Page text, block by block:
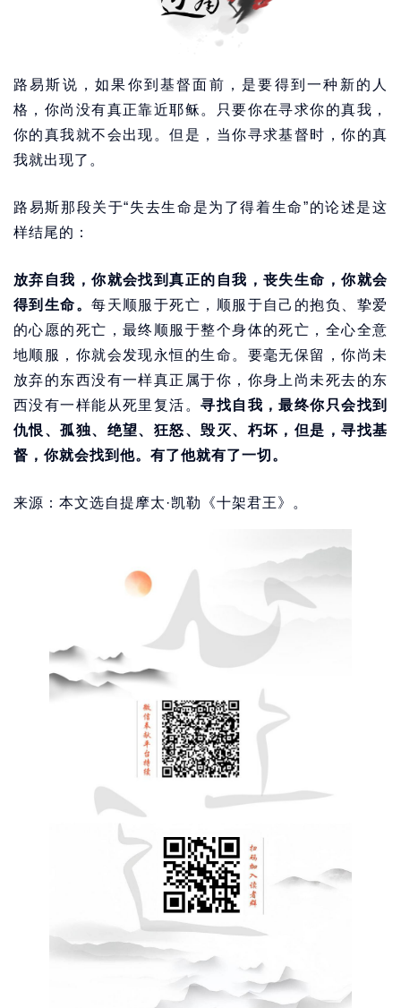
路易斯说，如果你到基督面前，是要得到一种新的人
格，你尚没有真正靠近耶稣。只要你在寻求你的真我，
你的真我就不会出现。但是，当你寻求基督时，你的真
我就出现了。
路易斯那段关于“失去生命是为了得着生命”的论述是这
样结尾的：
放弃自我，你就会找到真正的自我，丧失生命，你就会
得到生命。每天顺服于死亡，顺服于自己的抱负、挚爱
的心愿的死亡，最终顺服于整个身体的死亡，全心全意
地顺服，你就会发现永恒的生命。要毫无保留，你尚未
放弃的东西没有一样真正属于你，你身上尚未死去的东
西没有一样能从死里复活。寻找自我，最终你只会找到
仇恨、孤独、绝望、狂怒、毁灭、朽坏，但是，寻找基
督，你就会找到他。有了他就有了一切。
来源：本文选自提摩太·凯勒《十架君王》。